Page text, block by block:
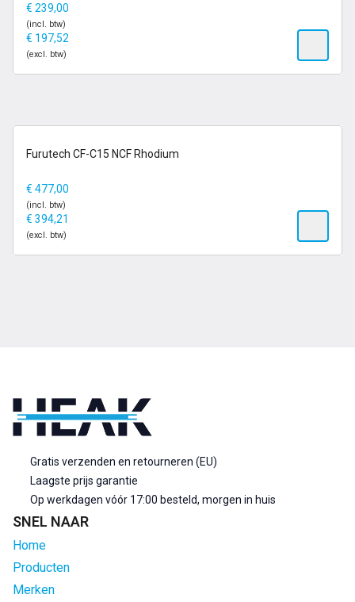
€ 239,00
(incl. btw)
€ 197,52
(excl. btw)
op voorraad
Furutech CF-C15 NCF Rhodium
€ 477,00
(incl. btw)
€ 394,21
(excl. btw)
Gratis verzenden en retourneren (EU)
Laagste prijs garantie
Op werkdagen vóór 17:00 besteld, morgen in huis
SNEL NAAR
Home
Producten
Merken